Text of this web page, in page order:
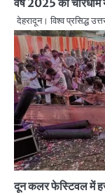
वर्ष 2025 की चारधाम
देहरादून। विश्व प्रसिद्ध
दून कलर फेस्टिवल में